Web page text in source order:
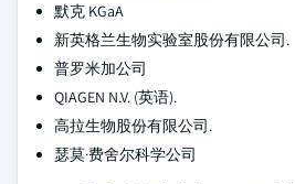
默克 KGaA
新英格兰生物实验室股份有限公司.
普罗米加公司
QIAGEN N.V. (英语).
高拉生物股份有限公司.
瑟莫·费舍尔科学公司